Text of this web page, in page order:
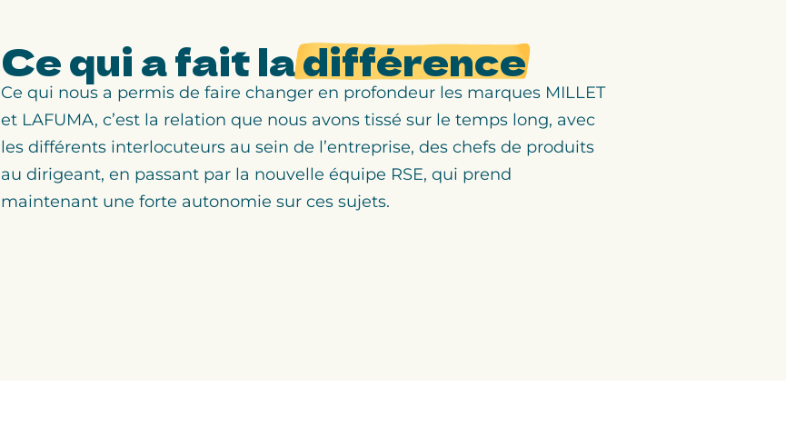
Ce qui a fait ladifférence
Ce qui nous a permis de faire changer en profondeur les marques MILLET
et LAFUMA, c’est la relation que nous avons tissé sur le temps long, avec
les différents interlocuteurs au sein de l’entreprise, des chefs de produits
au dirigeant, en passant par la nouvelle équipe RSE, qui prend
maintenant une forte autonomie sur ces sujets.